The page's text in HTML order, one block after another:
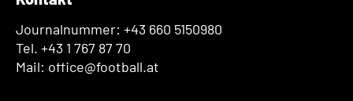
Journalnummer: +43 660 5150980
Tel. +43 1 767 87 70
Mail: office@football.at